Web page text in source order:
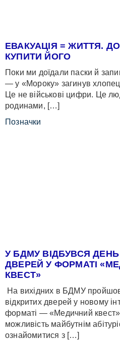
ЕВАКУАЦІЯ = ЖИТТЯ.
КУПИТИ ЙОГО
Поки ми доїдали паски й
— у «Мороку» загинув
Це не військові цифри. Це
родинами, […]
Позначки
У БДМУ ВІДБУВСЯ ДЕНЬ
ДВЕРЕЙ У ФОРМАТІ
КВЕСТ»
На вихідних в БДМУ
відкритих дверей у новому
форматі — «Медичний
можливість майбутнім
ознайомитися з […]